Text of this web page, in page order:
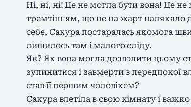
Ні, ні, ні! Це не могла бути вона! Це
тремтінням, що не на жарт налякало
себе, Сакура постаралась якомога
лишилось там і малого сліду.
Як? Як вона могла дозволити цьому
зупинитися і завмерти в передпокої
став її першим чоловіком?
Сакура влетіла в свою кімнату і